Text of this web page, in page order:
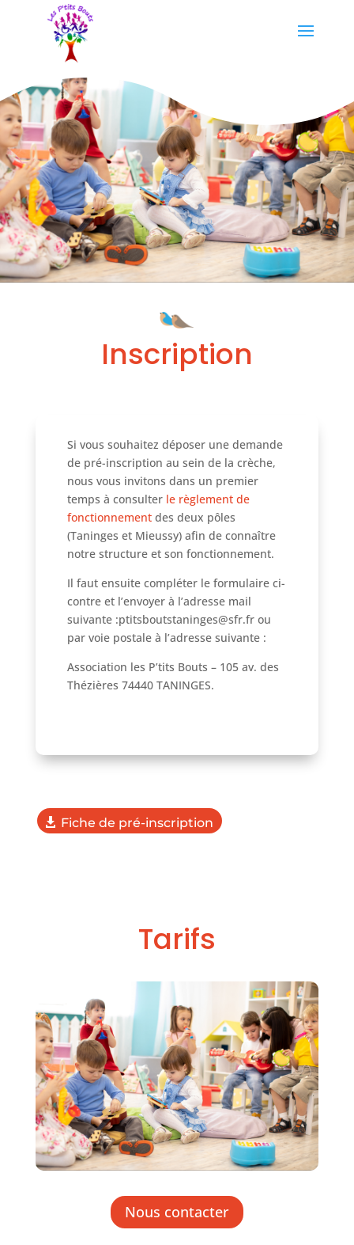
Inscription
Si vous souhaitez déposer une demande
de pré-inscription au sein de la crèche,
nous vous invitons dans un premier
temps à consulterle règlement de
fonctionnementdes deux pôles
(Taninges et Mieussy) afin de connaître
notre structure et son fonctionnement.
Il faut ensuite compléter le formulaire ci-
contre et l’envoyer à l’adresse mail
suivante :ptitsboutstaninges@sfr.fr ou
par voie postale à l’adresse suivante :
Association les P’tits Bouts – 105 av. des
Thézières 74440 TANINGES.
Fiche de pré-inscription
Tarifs
Nous contacter